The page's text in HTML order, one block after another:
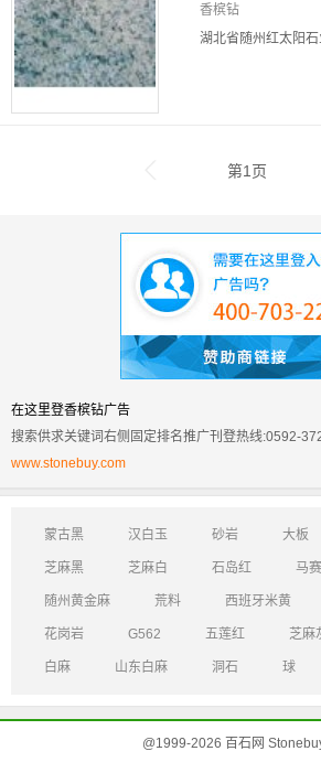
香槟钻
湖北省随州红太阳
第1页
在这里登香槟钻广告
搜索供求关键词右侧固定排名推广刊登热线:0592-
www.stonebuy.com
蒙古黑 汉白玉 砂岩 大板
芝麻黑 芝麻白 石岛红 马
随州黄金麻 荒料 西班牙米黄
花岗岩 G562 五莲红 芝麻
白麻 山东白麻 洞石 球
@1999-2026 百石网